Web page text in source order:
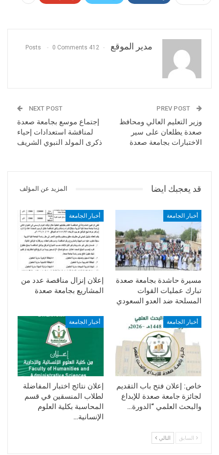
مدير الموقع 412 Posts
0 Comments
وزير التعليم العالي ومحافظ
صعدة يطلعان على سير
الاختبارات بجامعة صعدة
NEXT POST
إجتماع موسع بجامعة صعدة
لمناقشة استعدادات إحياء
ذكرى المولد النبوي الشريف
قد يعجبك ايضا المزيد عن المؤلف
أخبار الجامعة
مسيرة حاشدة بجامعة صعدة
تبارك عمليات القوات
المسلحة ضد العدو السعودي
أخبار الجامعة
إعلان إنزال مناقصة عدد من
المشاريع بجامعة صعدة
أخبار الجامعة
خاص: إعلان فتح باب التقديم
لجائزة جامعة صعدة للإبداع
والبحث العلمي “الدورة…
أخبار الجامعة
إعلان نتائج اختبار المفاضلة
لطلاب المنسقين في قسم
المحاسبة بكلية العلوم
الإنسانية…
السابق التالي